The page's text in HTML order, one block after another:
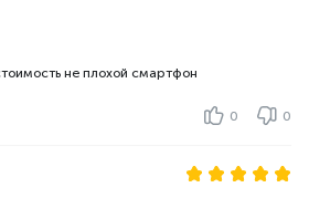
не плохой смартфон
0 0